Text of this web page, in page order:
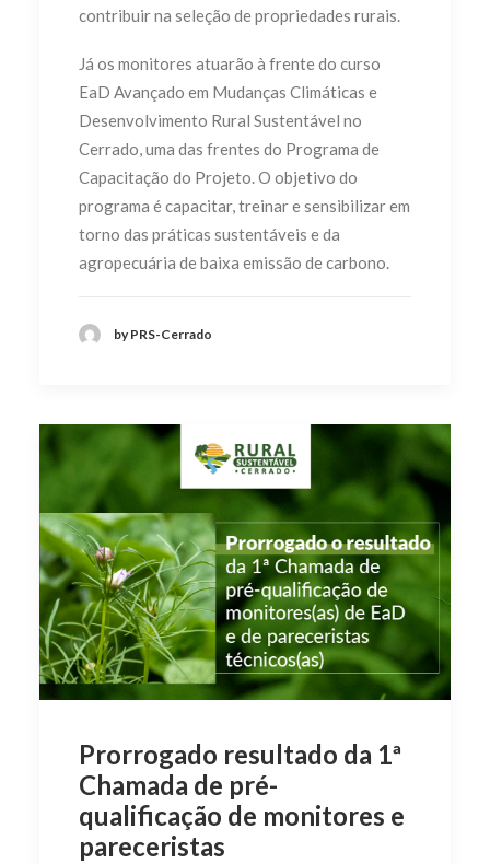
contribuir na seleção de propriedades rurais.
Já os monitores atuarão à frente do curso
EaD Avançado em Mudanças Climáticas e
Desenvolvimento Rural Sustentável no
Cerrado, uma das frentes do Programa de
Capacitação do Projeto. O objetivo do
programa é capacitar, treinar e sensibilizar em
torno das práticas sustentáveis e da
agropecuária de baixa emissão de carbono.
by PRS-Cerrado
Prorrogado resultado da 1ª
Chamada de pré-
qualificação de monitores e
pareceristas